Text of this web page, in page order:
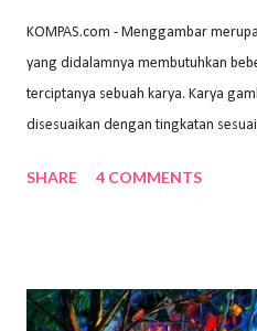
KOMPAS.com - Menggambar
yang didalamnya membutuhkan
terciptanya sebuah karya. Karya
disesuaikan dengan tingkatan
sehingga hasilnya bisa dilihat.
memiliki spesifikasi berbeda sesuai
SHARE 4 COMMENTS